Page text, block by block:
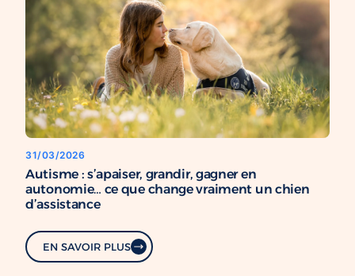
31/03/2026
Autisme : s’apaiser, grandir, gagner en
autonomie… ce que change vraiment un chien
d’assistance
EN SAVOIR PLUS